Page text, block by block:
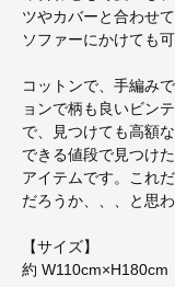
ツやカバーと合わせ
ソファーにかけても可
コットンで、手編み
ョンで柄も良いビン
で、見つけても高額
できる値段で見つけ
アイテムです。これ
だろうか、、、と思
【サイズ】
約 W110cm×H180cm